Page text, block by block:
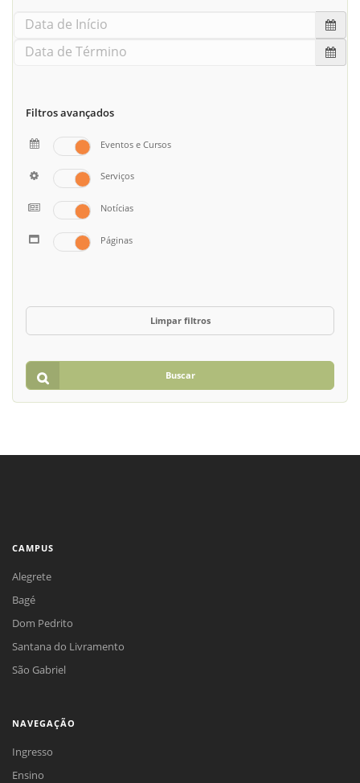
Filtros avançados
Eventos e Cursos
Serviços
Notícias
Páginas
Limpar filtros
Buscar
CAMPUS
Alegrete
Bagé
Dom Pedrito
Santana do Livramento
São Gabriel
NAVEGAÇÃO
Ingresso
Ensino